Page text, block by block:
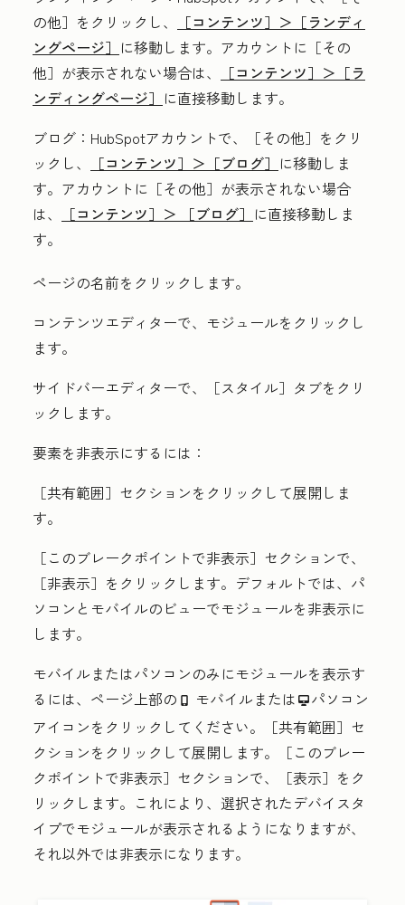
の他］をクリックし、
［コンテンツ］＞ ［ランディ
ングページ］ に移動します。アカウントに ［その
他］が表示されない場合は、
［コンテンツ］＞ ［ラ
ンディングページ］ に直接移動します。
ブログ ：HubSpotアカウントで、
［その他］をクリ
ックし、
［コンテンツ］＞ ［ブログ］ に移動しま
す。アカウントに ［その他］が表示されない場合
は、
［コンテンツ］＞ ［ブログ］ に直接移動しま
す。
ページの名前をクリックします。
コンテンツエディターで、 モジュールをクリックし
ます。
サイドバーエディターで、［スタイル］ タブをクリ
ックします。
要素を非表示にするには：
［共有範囲］ セクションをクリックして展開しま
す。
［このブレークポイントで非表示］ セクションで、
［非表示］ をクリックします。デフォルトでは、パ
ソコンとモバイルのビューでモジュールを非表示に
します。
モバイルまたはパソコンのみにモジュールを表示す
るには、ページ上部の mobile モバイル または desktopパソコン
アイコンをクリックしてください。［共有範囲］ セ
クションをクリックして展開します。［このブレー
クポイントで非表示］ セクションで、［表示］ をク
リックします。これにより、選択されたデバイスタ
イプでモジュールが表示されるようになりますが、
それ以外では非表示になります。